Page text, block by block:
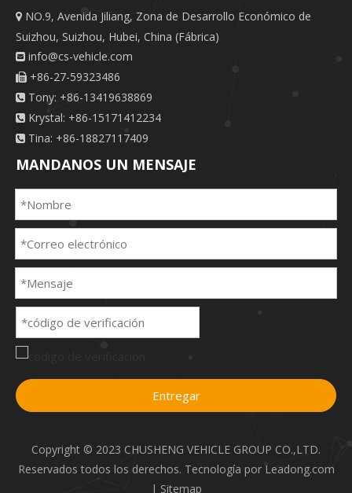
 NO.9, Avenida Jiliang, Zona de Desarrollo Económico de
Suizhou, Suizhou, Hubei, China (Fábrica)
 info@cs-vehicle.com
 +86-27-59323486
 Tony: +86-13419638869
 Krystal: +86-15171412234
 Tina: +86-18827117409
MANDANOS UN MENSAJE
Entregar
Copyright © 2023 CHUSHENG VEHICLE GROUP CO.,LTD.
Reservados todos los derechos. Tecnología por Leadong.com
| Sitemap